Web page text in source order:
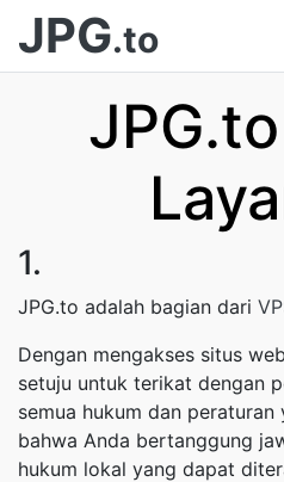
JPG.to
1.
JPG.to adalah bagian dari
Dengan mengakses situs
setuju untuk terikat dengan
semua hukum dan
bahwa Anda bertanggung
hukum lokal yang dapat